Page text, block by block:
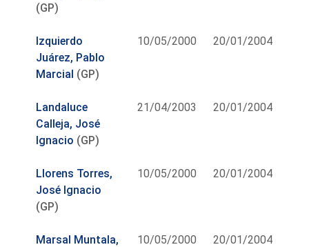
(GP)
Izquierdo
Juárez, Pablo
Marcial (GP)
10/05/2000 20/01/2004
Landaluce
Calleja, José
Ignacio (GP)
21/04/2003 20/01/2004
Llorens Torres,
José Ignacio
(GP)
10/05/2000 20/01/2004
Marsal Muntala,
10/05/2000 20/01/2004